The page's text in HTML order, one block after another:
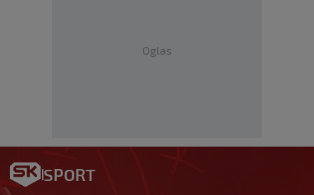
Oglas
SPORT